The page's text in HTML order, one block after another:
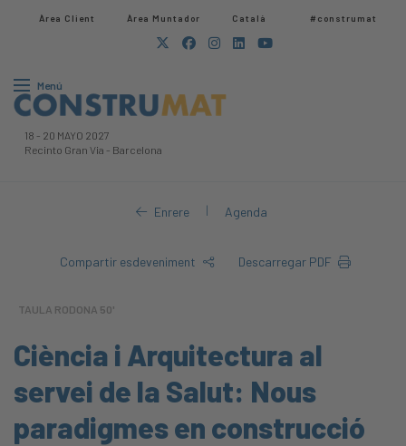
Àrea Client Àrea Muntador​ Català #construmat
Menú
18 - 20 MAYO 2027
Recinto Gran Via - Barcelona
Enrere | Agenda
Compartir esdeveniment Descarregar PDF
TAULA RODONA 50'
Ciència i Arquitectura al
servei de la Salut: Nous
paradigmes en construcció